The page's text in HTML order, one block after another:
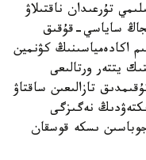
تۇرعىدان ناقتىلاۋ
شىڭجاڭ ساياسي-قۇقىق
اكادەمياسىنىڭ كۋنمين
يتتەر ورتالىعى
تازالىعىن ساقتاۋ
نەگىزگى
جوباسىن ىسكە قوسقان